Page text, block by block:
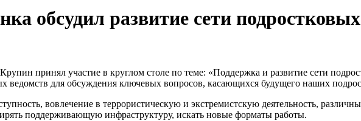
обсудил развитие сети
принял участие в круглом столе по теме: «Поддержка и развитие сети
ведомств для обсуждения ключевых вопросов, касающихся будущего наших
вовлечение в террористическую и экстремистскую деятельность,
поддерживающую инфраструктуру, искать новые форматы работы.